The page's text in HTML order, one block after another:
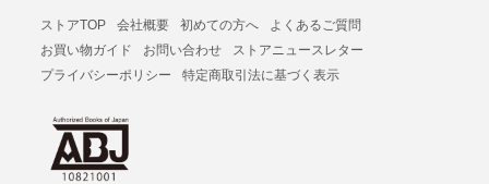
ストアTOP 会社概要 初めての方へ
よくあるご質問
お買い物ガイド
お問い合わせ
ストアニュースレター
プライバシーポリシー
特定商取引法に基づく表示